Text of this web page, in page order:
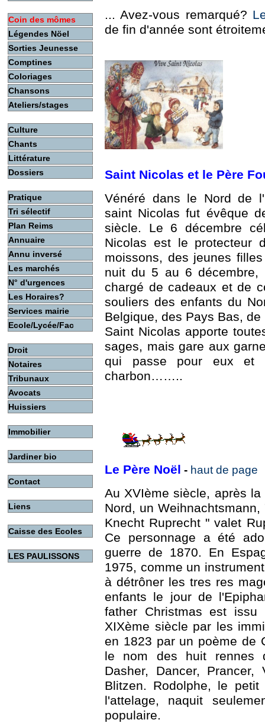
Coin des mômes
Légendes Nöel
Sorties Jeunesse
Comptines
Coloriages
Chansons
Ateliers/stages
Culture
Chants
Littérature
Dossiers
Pratique
Tri sélectif
Plan Reims
Annuaire
Annu inversé
Les marchés
N° d'urgences
Les Horaires?
Services mairie
Ecole/Lycée/Fac
Droit
Notaires
Tribunaux
Avocats
Huissiers
Immobilier
Jardiner bio
Contact
Liens
Caisse des Ecoles
LES PAULISSONS
... Avez-vous remarqué?
de fin d'année sont
Saint Nicolas et le Père
Vénéré dans le Nord de
saint Nicolas fut évêque
siècle. Le 6 décembre
Nicolas est le protecteur
moissons, des jeunes
nuit du 5 au 6
chargé de cadeaux et de
souliers des enfants du
Belgique, des Pays Bas,
Saint Nicolas apporte
sages, mais gare aux
qui passe pour eux et
charbon……..
Le Père Noël - haut de page
Au XVIème siècle, après
Nord, un
Knecht Ruprecht " valet
Ce personnage a été
guerre de 1870. En
1975, comme un
à détrôner les tres res
enfants le jour de
father Christmas est issu
XIXème siècle par les
en 1823 par un poème de
le nom des huit rennes
Dasher, Dancer,
Blitzen. Rodolphe, le
l'attelage, naquit
populaire.